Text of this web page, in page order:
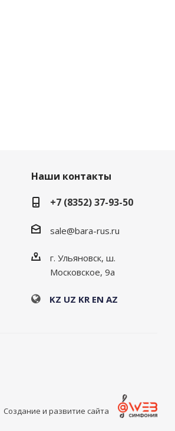
Наши контакты
+7 (8352) 37-93-50
sale@bara-rus.ru
г. Ульяновск, ш.
Московское, 9а
KZ UZ KR EN AZ
Создание и развитие сайта